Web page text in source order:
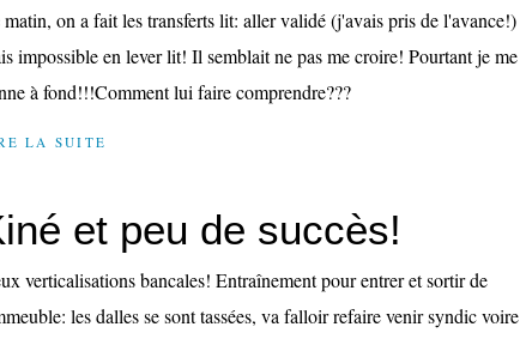
matin, on a fait les transferts lit: aller validé (j'avais pris de l'avance!)
impossible en lever lit! Il semblait ne pas me croire! Pourtant je me
à fond!!!Comment lui faire comprendre???
LA SUITE
et peu de succès!
verticalisations bancales! Entraînement pour entrer et sortir de
les dalles se sont tassées, va falloir refaire venir syndic voire